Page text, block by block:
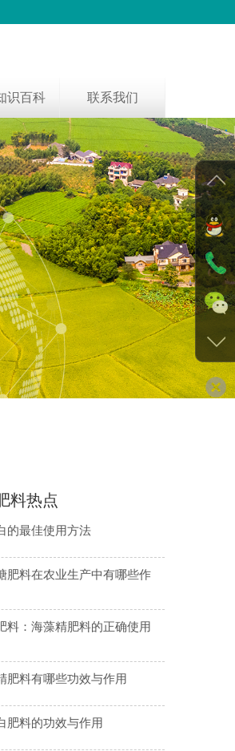
识百科 联系我们
料热点
的最佳使用方法
肥料在农业生产中有哪些作
料：海藻精肥料的正确使用
肥料有哪些功效与作用
肥料的功效与作用